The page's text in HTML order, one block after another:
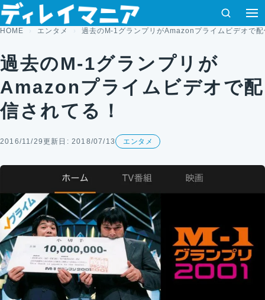
コンテンツへスキップ
検索 メ
HOME エンタメ 過去のM-1グランプリがAmazonプライムビデオで
過去のM-1グランプリが
Amazonプライムビデオで配
信されてる！
2016/11/29更新日: 2018/07/13 エンタメ